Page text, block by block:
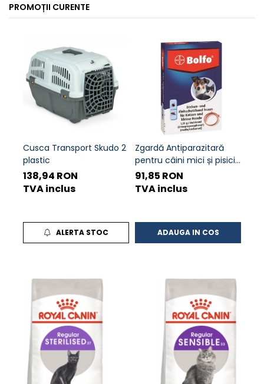
PROMOȚII CURENTE
Cusca Transport Skudo 2
plastic
138,94 RON
TVA inclus
ALERTA STOC
Zgardă Antiparazitară
pentru câini mici și pisici
38 cm Bolfo
91,85 RON
TVA inclus
ADAUGA IN COS